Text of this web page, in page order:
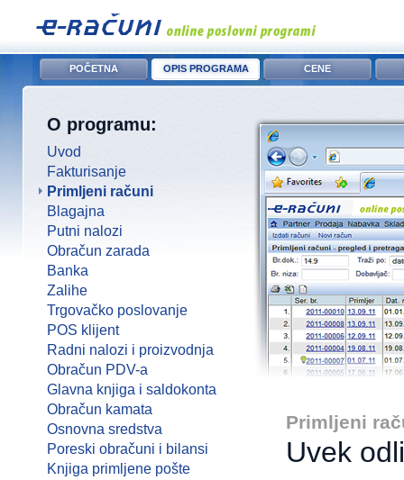
POČETNA OPIS PROGRAMA CENE
O programu:
Uvod
Fakturisanje
Primljeni računi
Blagajna
Putni nalozi
Obračun zarada
Banka
Zalihe
Trgovačko poslovanje
POS klijent
Radni nalozi i proizvodnja
Obračun PDV-a
Glavna knjiga i saldokonta
Obračun kamata
Osnovna sredstva
Poreski obračuni i bilansi
Knjiga primljene pošte
Primljeni
Uvek